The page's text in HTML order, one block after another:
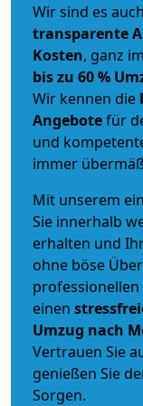
Wir sind es
transparente
Kosten, ganz
bis zu 60 %
Wir kennen die
Angebotefür
und
immer
Mit unserem
Sie innerhalb
erhalten und
ohne böse
einen
Umzug nach
Vertrauen Sie
genießen Sie
Sorgen.